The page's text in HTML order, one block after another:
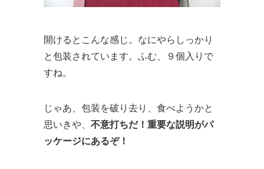
開けるとこんな感じ。なにやらしっかり
と包装されています。ふむ、９個入りで
すね。
じゃあ、包装を破り去り、食べようかと
思いきや、 不意打ちだ！重要な説明がパ
ッケージにあるぞ！